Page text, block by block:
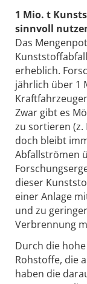
1 Mio. t
sinnvoll
Das
erheblich.
jährlich über 1
Zwar gibt es
zu sortieren (z.
doch bleibt
Abfallströmen
dieser
einer Anlage
und zu
Verbrennung
Durch die
Rohstoffe, die
haben die